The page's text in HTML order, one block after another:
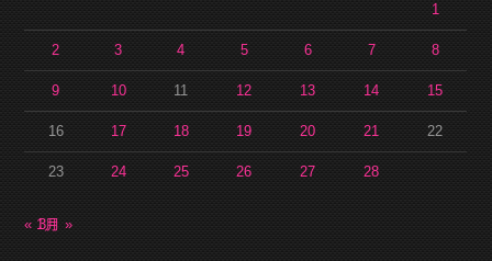
1
2 3 4 5 6 7 8
9 10 11 12 13 14 15
16 17 18 19 20 21 22
23 24 25 26 27 28
« 1月3月 »